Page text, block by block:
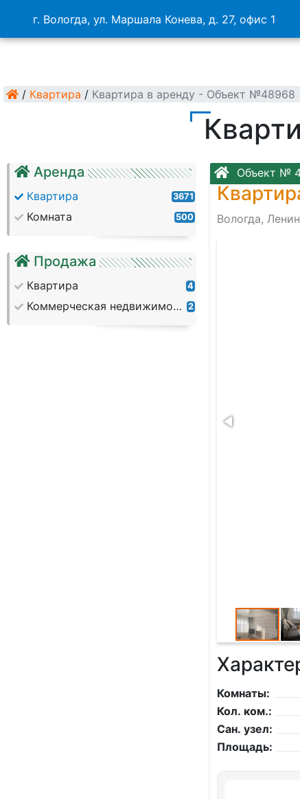
г. Вологда, ул. Маршала Конева, д. 27, офис 1
/ Квартира / Квартира в аренду - Объект №48968
Аренда
Квартира 3671
Комната 500
Продажа
Квартира 4
Коммерческая недвижимость 2
Объект №
Вологда,
Комнаты:
Кол. ком.:
Сан. узел:
Площадь: